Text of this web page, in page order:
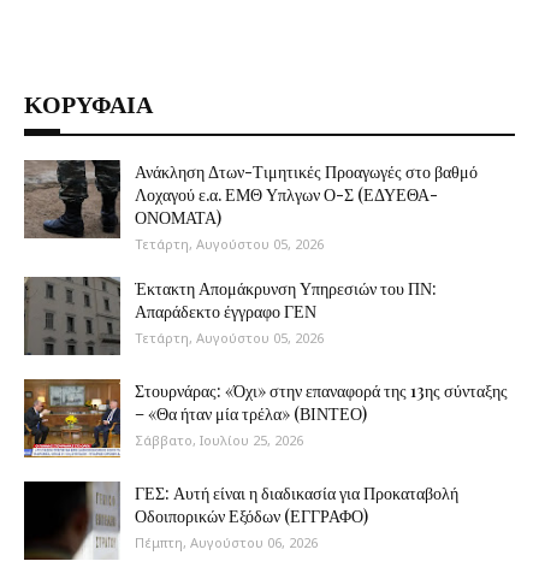
ΚΟΡΥΦΑΙΑ
Ανάκληση Δτων-Τιμητικές Προαγωγές στο βαθμό
Λοχαγού ε.α. ΕΜΘ Υπλγων Ο-Σ (ΕΔΥΕΘΑ-
ΟΝΟΜΑΤΑ)
Τετάρτη, Αυγούστου 05, 2026
Έκτακτη Απομάκρυνση Υπηρεσιών του ΠΝ:
Απαράδεκτο έγγραφο ΓΕΝ
Τετάρτη, Αυγούστου 05, 2026
Στουρνάρας: «Όχι» στην επαναφορά της 13ης σύνταξης
– «Θα ήταν μία τρέλα» (ΒΙΝΤΕΟ)
Σάββατο, Ιουλίου 25, 2026
ΓΕΣ: Αυτή είναι η διαδικασία για Προκαταβολή
Οδοιπορικών Εξόδων (ΕΓΓΡΑΦΟ)
Πέμπτη, Αυγούστου 06, 2026